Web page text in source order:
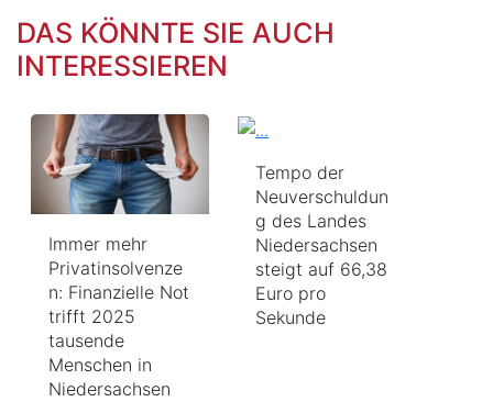
DAS KÖNNTE SIE AUCH
INTERESSIEREN
Immer mehr
Privatinsolvenze
n: Finanzielle Not
trifft 2025
tausende
Menschen in
Niedersachsen
Tempo der
Neuverschuldun
g des Landes
Niedersachsen
steigt auf 66,38
Euro pro
Sekunde